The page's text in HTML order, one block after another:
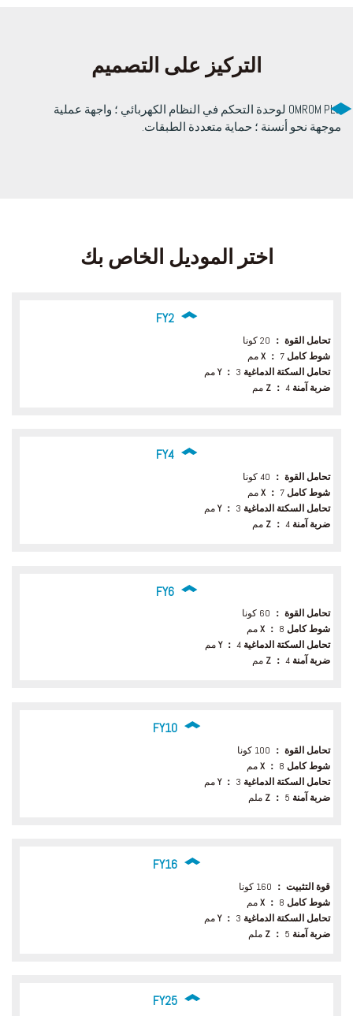
التركيز على التصميم
OMROM PLC لوحدة التحكم في النظام الكهربائي ؛ واجهة عملية
موجهة نحو أنسنة ؛ حماية متعددة الطبقات.
اختر الموديل الخاص بك
FY2
تحامل القوة ：
شوط كامل X ：7 مم
تحامل السكتة الدماغية Y ： 3 مم
ضربة آمنة Z ：4 مم
FY4
تحامل القوة ：
شوط كامل X ：7 مم
تحامل السكتة الدماغية Y ： 3 مم
ضربة آمنة Z ：4 مم
FY6
تحامل القوة ：
شوط كامل X ： 8 مم
تحامل السكتة الدماغية Y ：4 مم
ضربة آمنة Z ：4 مم
FY10
تحامل القوة ：
شوط كامل X ： 8 مم
تحامل السكتة الدماغية Y ： 3 مم
ضربة آمنة Z ： 5 ملم
FY16
قوة التثبيت ：
شوط كامل X ： 8 مم
تحامل السكتة الدماغية Y ： 3 مم
ضربة آمنة Z ： 5 ملم
FY25